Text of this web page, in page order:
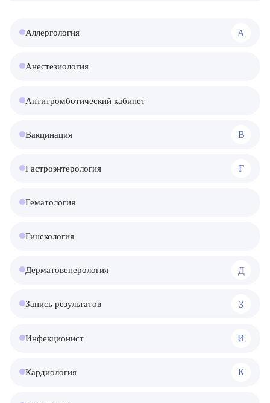
Аллергология А
Анестезиология
Антитромботический кабинет
Вакцинация В
Гастроэнтерология Г
Гематология
Гинекология
Дерматовенерология Д
Запись результатов З
Инфекционист И
Кардиология К